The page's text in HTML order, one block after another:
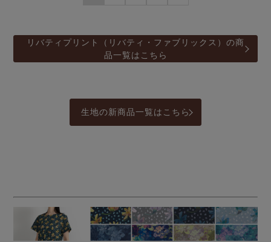
リバティプリント（リバティ・ファブリックス）の商
品一覧はこちら
生地の新商品一覧はこちら